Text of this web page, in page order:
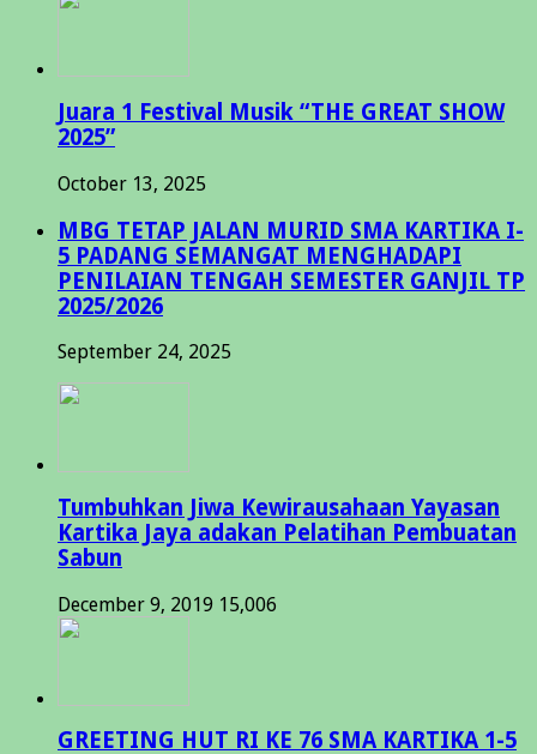
Juara 1 Festival Musik “THE GREAT SHOW
2025”
October 13, 2025
MBG TETAP JALAN MURID SMA KARTIKA I-
5 PADANG SEMANGAT MENGHADAPI
PENILAIAN TENGAH SEMESTER GANJIL TP
2025/2026
September 24, 2025
Tumbuhkan Jiwa Kewirausahaan Yayasan
Kartika Jaya adakan Pelatihan Pembuatan
Sabun
December 9, 2019 15,006
GREETING HUT RI KE 76 SMA KARTIKA 1-5